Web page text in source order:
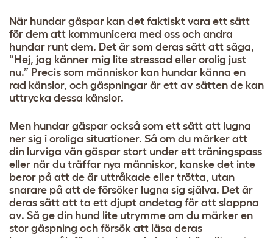
När hundar gäspar kan det faktiskt vara ett sätt
för dem att kommunicera med oss ​​och andra
hundar runt dem. Det är som deras sätt att säga,
“Hej, jag känner mig lite stressad eller orolig just
nu.” Precis som människor kan hundar känna en
rad känslor, och gäspningar är ett av sätten de kan
uttrycka dessa känslor.
Men hundar gäspar också som ett sätt att lugna
ner sig i oroliga situationer. Så om du märker att
din lurviga vän gäspar stort under ett träningspass
eller när du träffar nya människor, kanske det inte
beror på att de är uttråkade eller trötta, utan
snarare på att de försöker lugna sig själva. Det är
deras sätt att ta ett djupt andetag för att slappna
av. Så ge din hund lite utrymme om du märker en
stor gäspning och försök att läsa deras